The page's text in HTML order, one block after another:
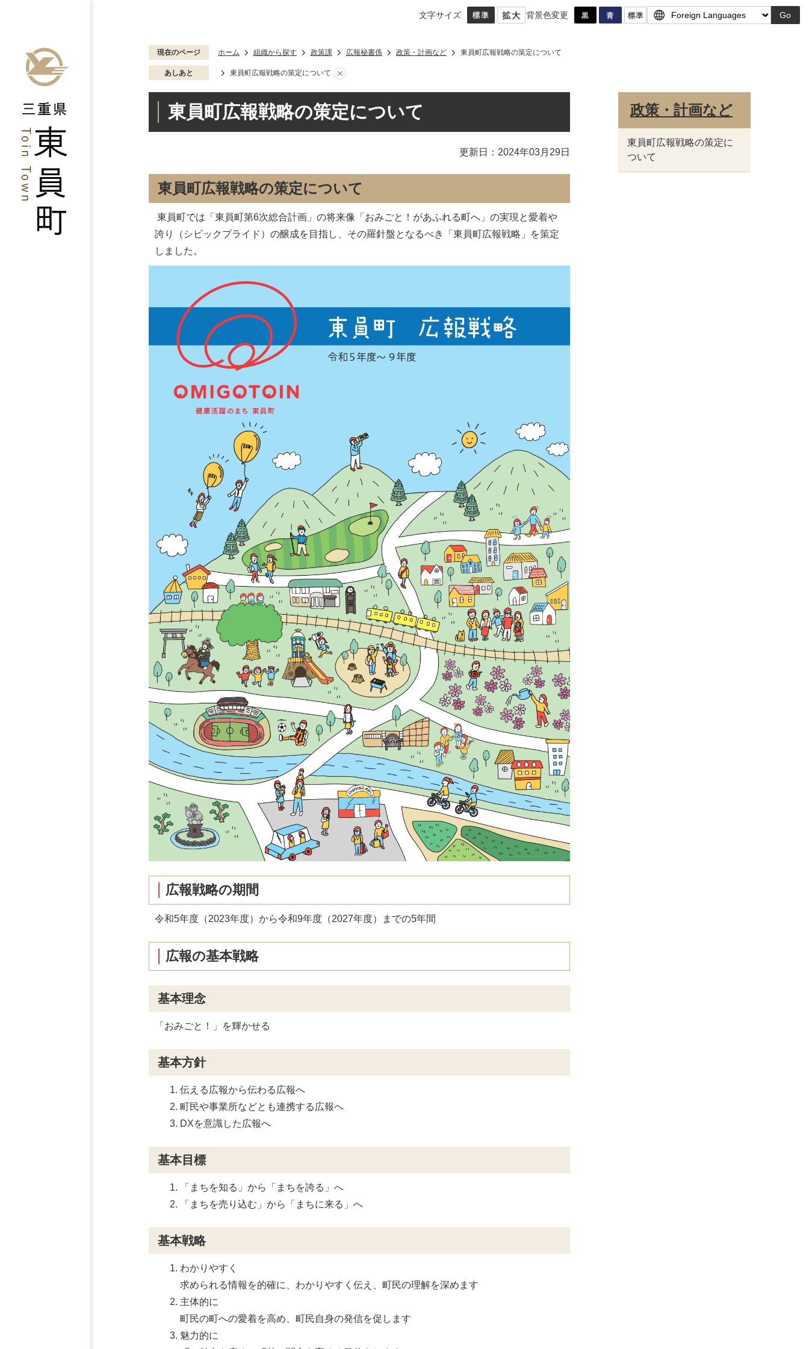
文字サイズ 背景色変更 Go
現在のページ ホーム 組織から探す 政策課 広報秘書係 政策・計画など 東員町広報戦略の策定について
あしあと 東員町広報戦略の策定について
東員町広報戦略の策定について
更新日：2024年03月29日
東員町広報戦略の策定について
東員町では「東員町第6次総合計画」の将来像「おみごと！があふれる町へ」の実現と愛着や
誇り（シビックプライド）の醸成を目指し、その羅針盤となるべき「東員町広報戦略」を策定
しました。
広報戦略の期間
令和5年度（2023年度）から令和9年度（2027年度）までの5年間
広報の基本戦略
基本理念
「おみごと！」を輝かせる
基本方針
伝える広報から伝わる広報へ
町民や事業所などとも連携する広報へ
DXを意識した広報へ
基本目標
「まちを知る」から「まちを誇る」へ
「まちを売り込む」から「まちに来る」へ
基本戦略
わかりやすく
求められる情報を的確に、わかりやすく伝え、町民の理解を深めます
主体的に
町民の町への愛着を高め、町民自身の発信を促します
魅力的に
政策・計画など
東員町広報戦略の策定に
ついて